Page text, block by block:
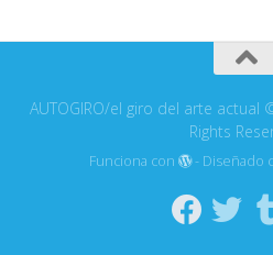
AUTOGIRO/el giro del arte actual ©
Rights
Funciona con - Diseñado